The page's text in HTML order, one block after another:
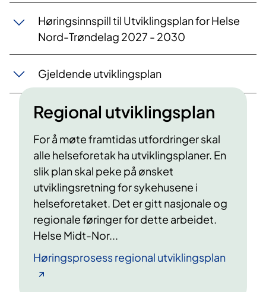
Høringsinnspill til Utviklingsplan for Helse
Nord-Trøndelag 2027 - 2030
Gjeldende utviklingsplan
Regional utviklingsplan
For å møte framtidas utfordringer skal
alle helseforetak ha utviklingsplaner. En
slik plan skal peke på ønsket
utviklingsretning for sykehusene i
helseforetaket. Det er gitt nasjonale og
regionale føringer for dette arbeidet.
Helse Midt-Nor...
Høringsprosess regional utviklingsplan